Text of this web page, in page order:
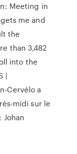
Meeting in
me and
the
than 3,482
into the
|
Cervélo a
midi sur le